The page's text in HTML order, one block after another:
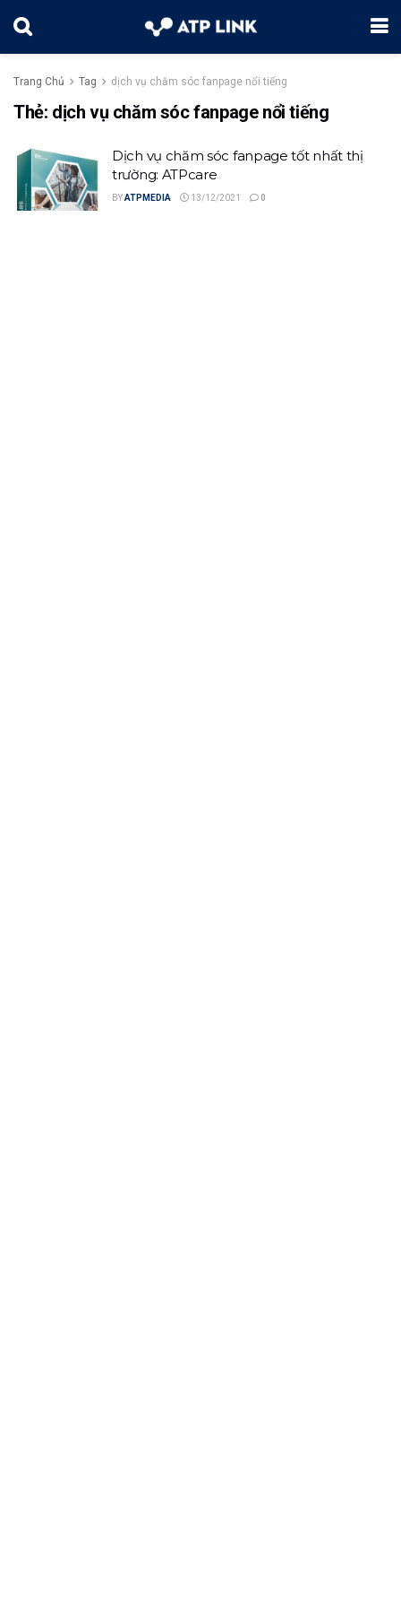
Trang Chủ Tag dịch vụ chăm sóc fanpage nổi tiếng
Thẻ: dịch vụ chăm sóc fanpage nổi tiếng
Dịch vụ chăm sóc fanpage tốt nhất thị
trường: ATPcare
BYATPMEDIA 13/12/2021 0